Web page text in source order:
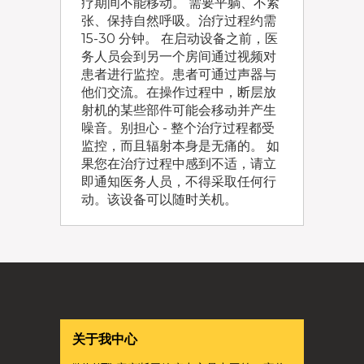
疗期间不能移动。 需要平躺、不紧
张、保持自然呼吸。治疗过程约需
15-30 分钟。 在启动设备之前，医
务人员会到另一个房间通过视频对
患者进行监控。患者可通过声器与
他们交流。在操作过程中，断层放
射机的某些部件可能会移动并产生
噪音。别担心 - 整个治疗过程都受
监控，而且辐射本身是无痛的。 如
果您在治疗过程中感到不适，请立
即通知医务人员，不得采取任何行
动。该设备可以随时关机。
关于我中心